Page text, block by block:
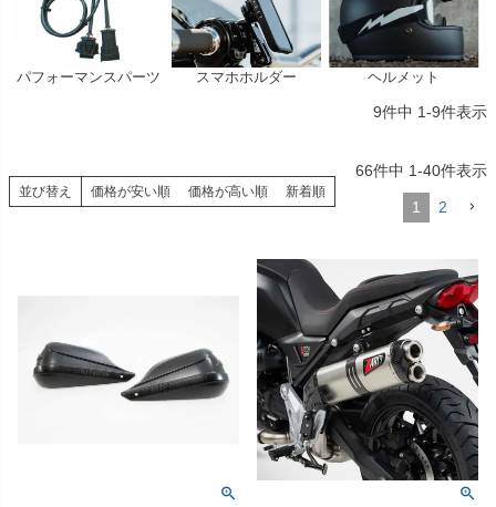
パフォーマンスパーツ スマホホルダー ヘルメット
9件中 1-9件表示
並び替え 価格が安い順 価格が高い順 新着順
66件中 1-40件表示
1 2